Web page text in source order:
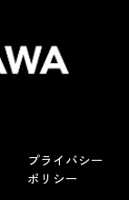
プライバシー
ポリシー